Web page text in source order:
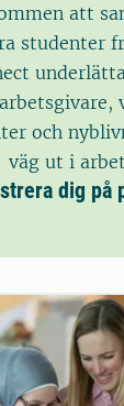
att
studenter
och
väg ut i
dig på